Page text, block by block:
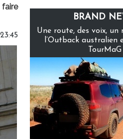
BRAND
Une route, des voix, un
l’Outback australien
TourMaG